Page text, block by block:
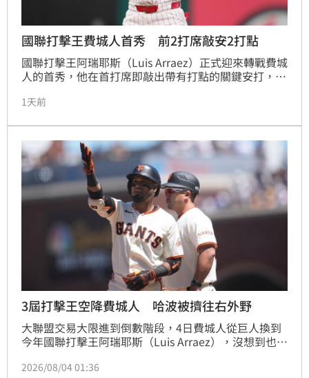
國聯打擊王費城人首秀 前2打席敲安2打點
國聯打擊王阿瑞耶斯（Luis Arraez）正式迎來轉戰費城
人的首秀，他在首打席即敲出帶有打點的關鍵安打，終
以5比0完封國民隊。此役費城人進行守備陣容大調整，
賽中，費城人展現強大打擊火力，透過透納與阿瑞耶斯
的串聯攻勢，在前段局數即取得領先優勢。投手群表現
同樣亮眼，兩任投手聯手封鎖國民打線，僅被擊出5支
安打無失分，成功捍衛主場勝利。
1天前
3屆打擊王空降費城人 哈波被擠往右外野
大聯盟交易大限進到倒數階段，4日費城人從巨人換到
今年國聯打擊王阿瑞耶斯（Luis Arraez），沒想到也引
（Bryce Harper）預計將會被擠到右外野。
2026/08/04 01:36